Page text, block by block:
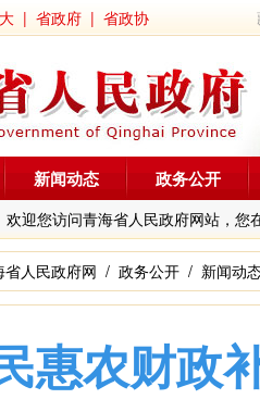
| 省政府 | 省政协
欢迎您访问青海省人民政府网站，您
新闻动态 政务公开
省人民政府网 / 政务公开 / 新闻动
惠农财政